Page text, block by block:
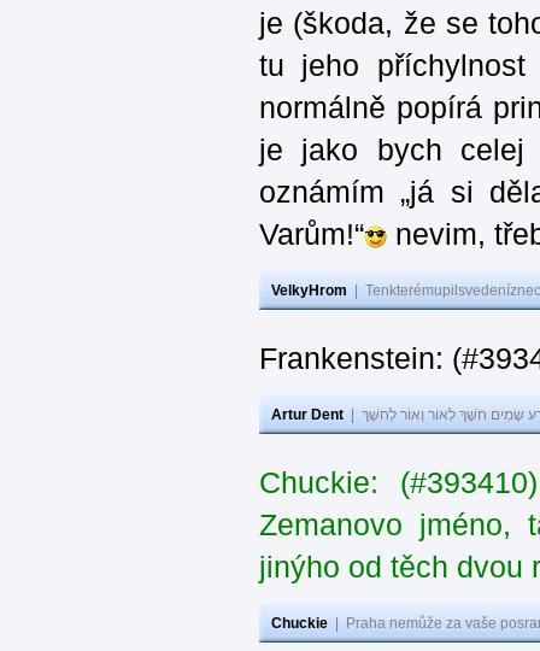
je (škoda, že se
tu jeho
normálně popírá
je jako bych celej
oznámím „já si
Varům!“
nevim,
VelkyHrom
Frankenstein:
Artur Dent שָׂמִים חֹשֶׁךְ לְאוֹר וְאוֹר לְחֹשֶׁךְ
Chuckie:
Zemanovo jméno,
jinýho od těch dvou
Chuckie Praha nemůže za vaše